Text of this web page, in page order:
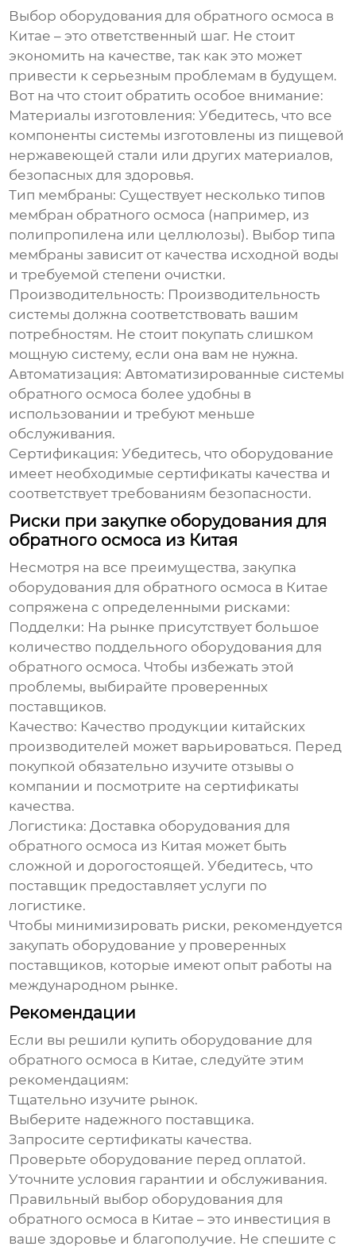
Выбор оборудования для обратного осмоса в
Китае – это ответственный шаг. Не стоит
экономить на качестве, так как это может
привести к серьезным проблемам в будущем.
Вот на что стоит обратить особое внимание:
Материалы изготовления: Убедитесь, что все
компоненты системы изготовлены из пищевой
нержавеющей стали или других материалов,
безопасных для здоровья.
Тип мембраны: Существует несколько типов
мембран обратного осмоса (например, из
полипропилена или целлюлозы). Выбор типа
мембраны зависит от качества исходной воды
и требуемой степени очистки.
Производительность: Производительность
системы должна соответствовать вашим
потребностям. Не стоит покупать слишком
мощную систему, если она вам не нужна.
Автоматизация: Автоматизированные системы
обратного осмоса более удобны в
использовании и требуют меньше
обслуживания.
Сертификация: Убедитесь, что оборудование
имеет необходимые сертификаты качества и
соответствует требованиям безопасности.
Риски при закупке оборудования для
обратного осмоса из Китая
Несмотря на все преимущества, закупка
оборудования для обратного осмоса в Китае
сопряжена с определенными рисками:
Подделки: На рынке присутствует большое
количество поддельного оборудования для
обратного осмоса. Чтобы избежать этой
проблемы, выбирайте проверенных
поставщиков.
Качество: Качество продукции китайских
производителей может варьироваться. Перед
покупкой обязательно изучите отзывы о
компании и посмотрите на сертификаты
качества.
Логистика: Доставка оборудования для
обратного осмоса из Китая может быть
сложной и дорогостоящей. Убедитесь, что
поставщик предоставляет услуги по
логистике.
Чтобы минимизировать риски, рекомендуется
закупать оборудование у проверенных
поставщиков, которые имеют опыт работы на
международном рынке.
Рекомендации
Если вы решили купить оборудование для
обратного осмоса в Китае, следуйте этим
рекомендациям:
Тщательно изучите рынок.
Выберите надежного поставщика.
Запросите сертификаты качества.
Проверьте оборудование перед оплатой.
Уточните условия гарантии и обслуживания.
Правильный выбор оборудования для
обратного осмоса в Китае – это инвестиция в
ваше здоровье и благополучие. Не спешите с